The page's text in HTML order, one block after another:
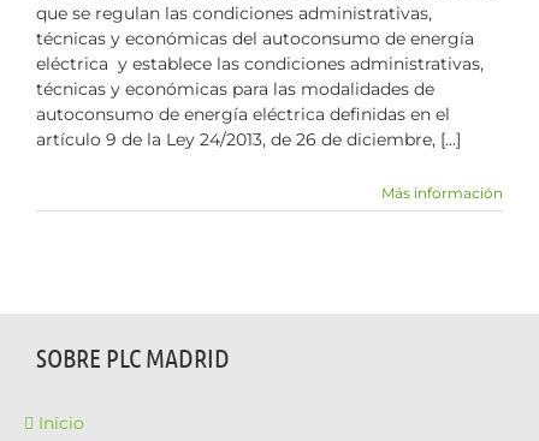
que se regulan las condiciones administrativas,
técnicas y económicas del autoconsumo de energía
eléctrica y establece las condiciones administrativas,
técnicas y económicas para las modalidades de
autoconsumo de energía eléctrica definidas en el
artículo 9 de la Ley 24/2013, de 26 de diciembre, [...]
Más información
SOBRE PLC MADRID
Inicio